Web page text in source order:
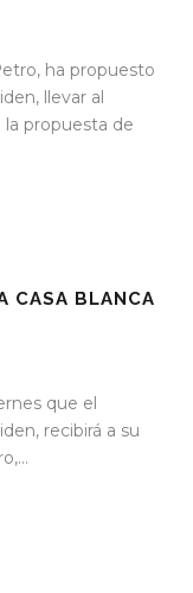
ha propuesto
llevar al
propuesta de
CASA BLANCA
que el
recibirá a su